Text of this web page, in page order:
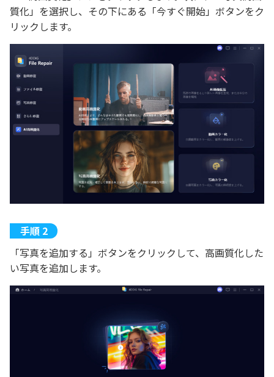
質化」を選択し、その下にある「今すぐ開始」ボタンをク
リックします。
「写真を追加する」ボタンをクリックして、高画質化した
い写真を追加します。